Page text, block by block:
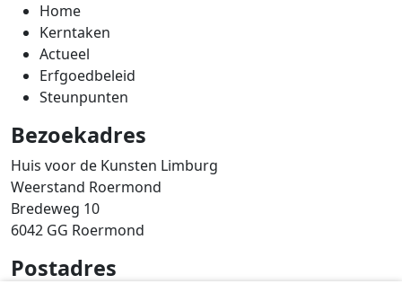
Home
Kerntaken
Actueel
Erfgoedbeleid
Steunpunten
Bezoekadres
Huis voor de Kunsten Limburg
Weerstand Roermond
Bredeweg 10
6042 GG Roermond
Postadres